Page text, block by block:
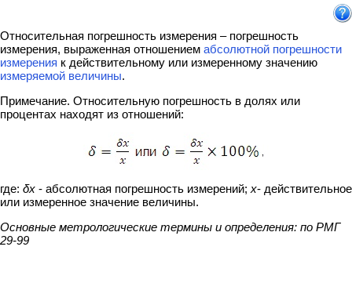
Относительная погрешность измерения – погрешность
измерения, выраженная отношением абсолютной погрешности
измерения к действительному или измеренному значению
измеряемой величины.
Примечание. Относительную погрешность в долях или
процентах находят из отношений:
где: δx - абсолютная погрешность измерений; x- действительное
или измеренное значение величины.
Основные метрологические термины и определения: по РМГ
29-99